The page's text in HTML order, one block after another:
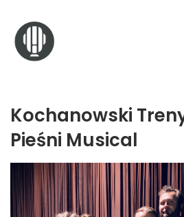
Kochanowski
Pieśni Musical